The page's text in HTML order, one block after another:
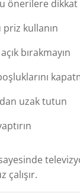
önerilere
kullanın
bırakmayın
uzak tutun
çalışır.